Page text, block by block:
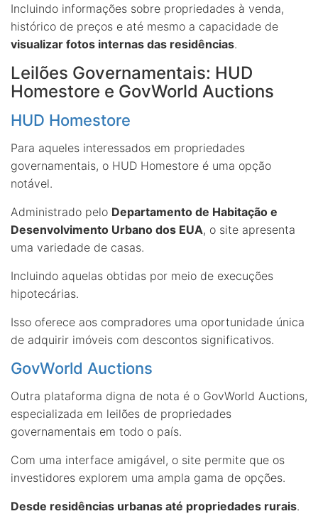
Incluindo informações sobre propriedades à venda,
histórico de preços e até mesmo a capacidade de
visualizar fotos internas das residências.
Leilões Governamentais: HUD
Homestore e GovWorld Auctions
HUD Homestore
Para aqueles interessados em propriedades
governamentais, o HUD Homestore é uma opção
notável.
Administrado pelo Departamento de Habitação e
Desenvolvimento Urbano dos EUA, o site apresenta
uma variedade de casas.
Incluindo aquelas obtidas por meio de execuções
hipotecárias.
Isso oferece aos compradores uma oportunidade única
de adquirir imóveis com descontos significativos.
GovWorld Auctions
Outra plataforma digna de nota é o GovWorld Auctions,
especializada em leilões de propriedades
governamentais em todo o país.
Com uma interface amigável, o site permite que os
investidores explorem uma ampla gama de opções.
Desde residências urbanas até propriedades rurais.